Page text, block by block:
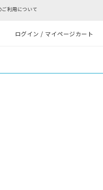
ご利用について
ログイン / マイページカート